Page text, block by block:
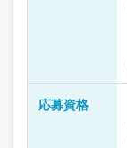
応募資格